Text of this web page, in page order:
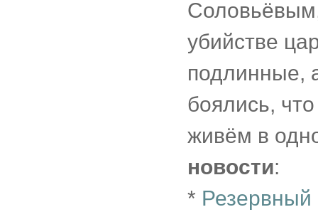
убийстве
подлинные,
боялись,
живём в
новости:
*